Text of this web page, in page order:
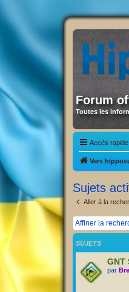
Forum
Toutes les
Accès rapide
Vers
Sujets
Aller à la
SUJETS
GNT
par